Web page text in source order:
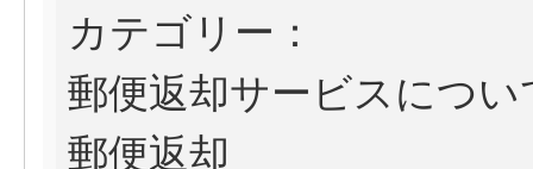
カテゴリー：
郵便返却サービスについ
郵便返却